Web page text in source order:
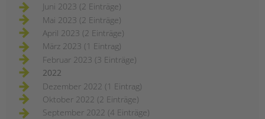
Juni 2023 (2 Einträge)
Mai 2023 (2 Einträge)
April 2023 (2 Einträge)
März 2023 (1 Eintrag)
Februar 2023 (3 Einträge)
2022
Dezember 2022 (1 Eintrag)
Oktober 2022 (2 Einträge)
September 2022 (4 Einträge)